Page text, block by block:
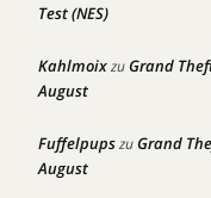
Test (NES)
KahlmoixzuGrand
August
FuffelpupszuGrand
August